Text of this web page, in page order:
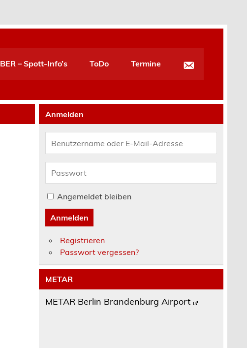
BER – Spott-Info’s ToDo Termine
Anmelden
Angemeldet bleiben
Anmelden
Registrieren
Passwort vergessen?
METAR
METAR Berlin Brandenburg Airport